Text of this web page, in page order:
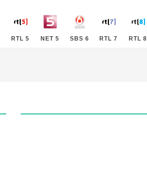
RTL 5 NET 5 SBS 6 RTL 7 RTL 8